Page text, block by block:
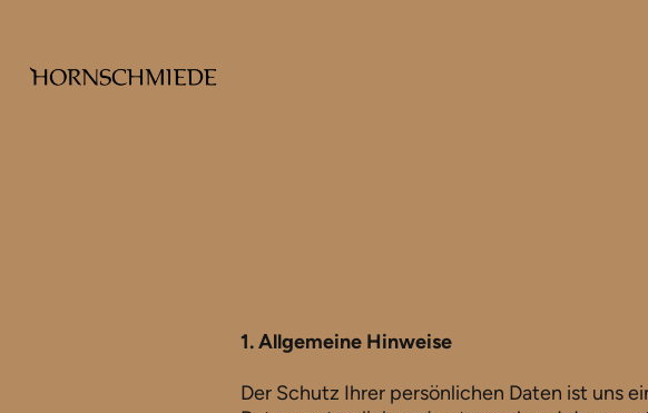
1. Allgemeine Hinweise
Der Schutz Ihrer persönlichen Daten ist uns